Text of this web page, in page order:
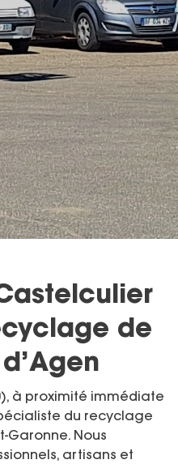
de
à proximité immédiate
du recyclage
Garonne. Nous
artisans et